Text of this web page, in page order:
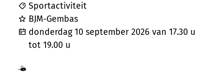
Sportactiviteit
BJM-Gembas
donderdag 10 september 2026 van 17.30 u
tot 19.00 u